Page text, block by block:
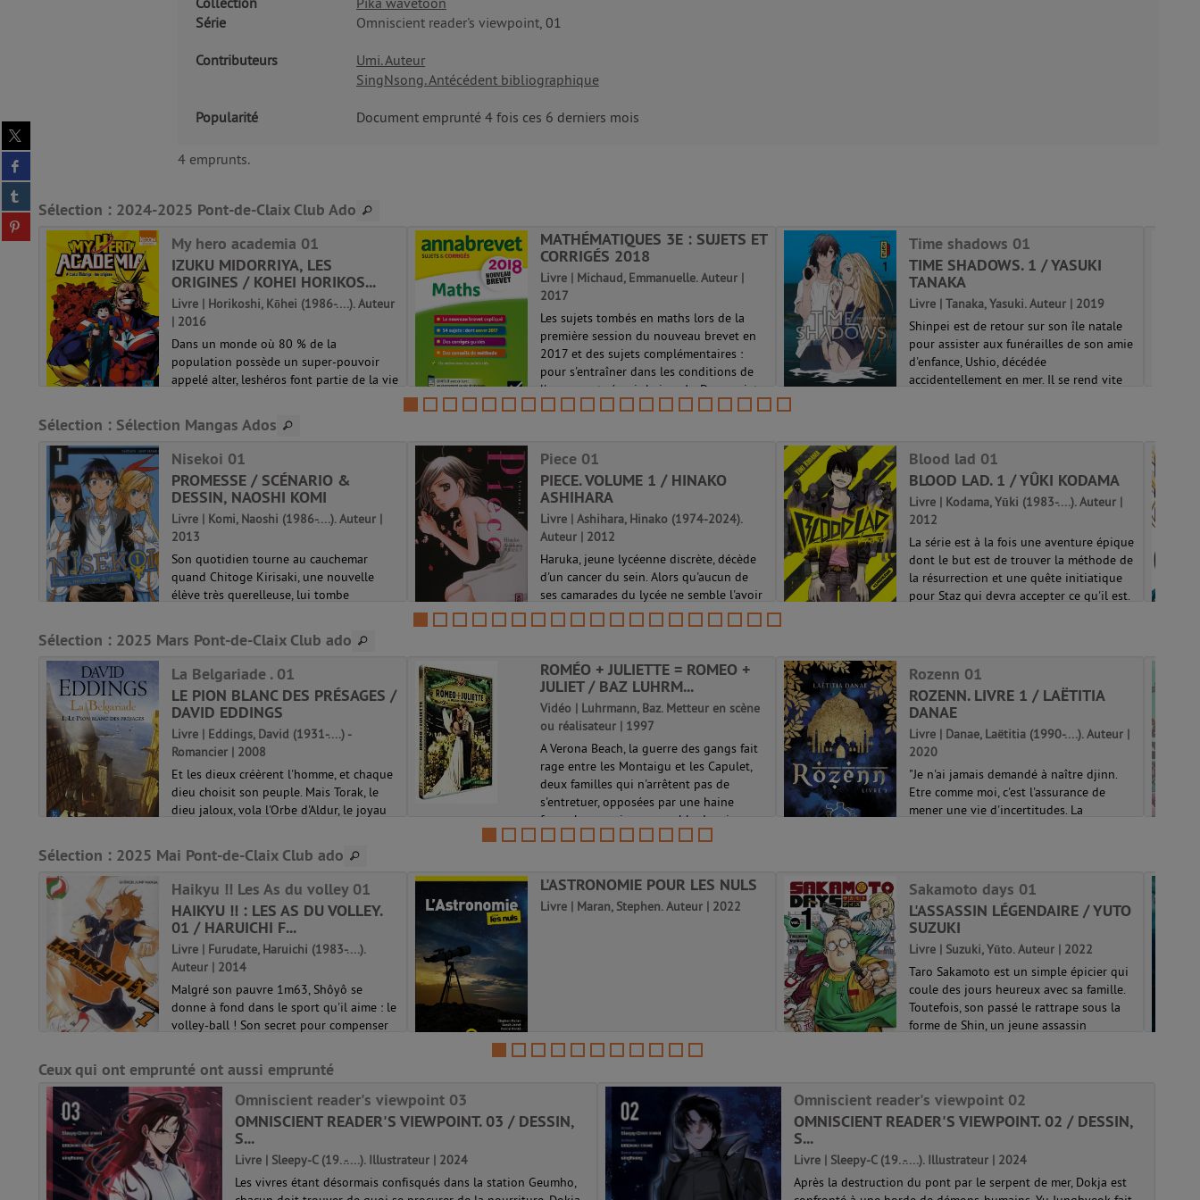
Partager
sur
twitter
(Nouvelle
fenêtre)
Partager
sur
facebook
(Nouvelle
fenêtre)
Partager
sur
tumblr
(Nouvelle
Partager
sur
(Nouvelle
Série
Omniscient reader's viewpoint, 01
Contributeurs
Umi. Auteur
SingNsong. Antécédent bibliographique
Popularité Document emprunté 4 fois ces 6 derniers mois
4 emprunts.
Sélection : 2024-2025 Pont-de-Claix Club Ado
My hero academia 01
IZUKU MIDORRIYA, LES
ORIGINES / KOHEI HORIKOS...
Livre | Horikoshi, Kōhei (1986-....). Auteur
| 2016
Dans un monde où 80 % de la
population possède un super-pouvoir
appelé alter, leshéros font partie de la vie
le plus puissant des héros ! Le jeu...
My hero academia 01
MATHÉMATIQUES 3E : SUJETS ET
CORRIGÉS 2018
Livre | Michaud, Emmanuelle. Auteur |
2017
Les sujets tombés en maths lors de la
première session du nouveau brevet en
2017 et des sujets complémentaires :
pour s'entraîner dans les conditions de
l'examen et réussir le jour J. - Deux sujets
complets pour l'épreuve écrite 1...
Time shadows 01
TIME SHADOWS. 1 / YASUKI
TANAKA
Livre | Tanaka, Yasuki. Auteur | 2019
Shinpei est de retour sur son île natale
pour assister aux funérailles de son amie
d'enfance, Ushio, décédée
accidentellement en mer. Il se rend vite
Time shadows 01
Sélection : Sélection Mangas Ados
Nisekoi 01
PROMESSE / SCÉNARIO &
DESSIN, NAOSHI KOMI
Livre | Komi, Naoshi (1986-....). Auteur |
2013
Son quotidien tourne au cauchemar
quand Chitoge Kirisaki, une nouvelle
élève très querelleuse, lui tombe
que tout oppose vont être contraints de
jo...
Nisekoi 01
Piece 01
PIECE. VOLUME 1 / HINAKO
ASHIHARA
Livre | Ashihara, Hinako (1974-2024).
Auteur | 2012
Haruka, jeune lycéenne discrète, décède
d'un cancer du sein. Alors qu'aucun de
ses camarades du lycée ne semble l'avoir
vraiment connue, trois anciens étudiants
vont chercher à percer le mystère
Piece 01
Blood lad 01
BLOOD LAD. 1 / YÛKI KODAMA
Livre | Kodama, Yūki (1983-....). Auteur |
2012
La série est à la fois une aventure épique
dont le but est de trouver la méthode de
la résurrection et une quête initiatique
pour Staz qui devra accepter ce qu'il est.
Sélection : 2025 Mars Pont-de-Claix Club ado
La Belgariade . 01
LE PION BLANC DES PRÉSAGES /
DAVID EDDINGS
Livre | Eddings, David (1931-....) -
Romancier | 2008
Et les dieux créèrent l'homme, et chaque
dieu choisit son peuple. Mais Torak, le
dieu jaloux, vola l'Orbe d'Aldur, le joyau
Mishrak, la Cité d...
La Belgariade . 01
ROMÉO + JULIETTE = ROMEO +
JULIET / BAZ LUHRM...
Vidéo | Luhrmann, Baz. Metteur en scène
ou réalisateur | 1997
A Verona Beach, la guerre des gangs fait
rage entre les Montaigu et les Capulet,
deux familles qui n'arrêtent pas de
s'entretuer, opposées par une haine
farouche que rien ne semble devoir
apaiser. Pourtant, Roméo et Juliette, leur...
Rozenn 01
ROZENN. LIVRE 1 / LAËTITIA
DANAE
Livre | Danae, Laëtitia (1990-....). Auteur |
2020
"Je n'ai jamais demandé à naître djinn.
Etre comme moi, c'est l'assurance de
mener une vie d'incertitudes. La
qu'il...
Rozenn 01
Sélection : 2025 Mai Pont-de-Claix Club ado
Haikyu !! Les As du volley 01
HAIKYU !! : LES AS DU VOLLEY.
01 / HARUICHI F...
Livre | Furudate, Haruichi (1983-....).
Auteur | 2014
Malgré son pauvre 1m63, Shôyô se
donne à fond dans le sport qu'il aime : le
volley-ball ! Son secret pour compenser
phénoménale ! En intégrant la section
volley du lycée Karasuno, notre rookie
est dé...
Haikyu !! Les As du volley 01
L'ASTRONOMIE POUR LES NULS
Livre | Maran, Stephen. Auteur | 2022
Sakamoto days 01
L'ASSASSIN LÉGENDAIRE / YUTO
SUZUKI
Livre | Suzuki, Yūto. Auteur | 2022
Taro Sakamoto est un simple épicier qui
coule des jours heureux avec sa famille.
Toutefois, son passé le rattrape sous la
forme de Shin, un jeune assassin
Ceux qui ont emprunté ont aussi emprunté
Omniscient reader's viewpoint 03
OMNISCIENT READER'S VIEWPOINT. 03 / DESSIN,
S...
Livre | Sleepy-C (19..-....). Illustrateur | 2024
Les vivres étant désormais confisqués dans la station Geumho,
Omniscient reader's viewpoint 02
OMNISCIENT READER'S VIEWPOINT. 02 / DESSIN,
S...
Livre | Sleepy-C (19..-....). Illustrateur | 2024
Après la destruction du pont par le serpent de mer, Dokja est